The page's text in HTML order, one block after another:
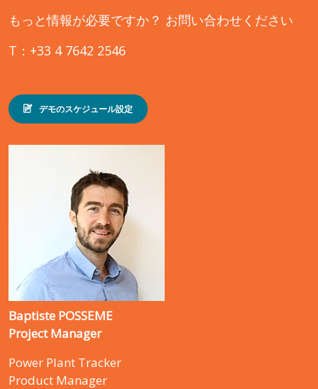
もっと情報が必要ですか？ お問い合わせください
T：+33 4 7642 2546
デモのスケジュール設定
Baptiste POSSEME
Project Manager
Power Plant Tracker
Product Manager